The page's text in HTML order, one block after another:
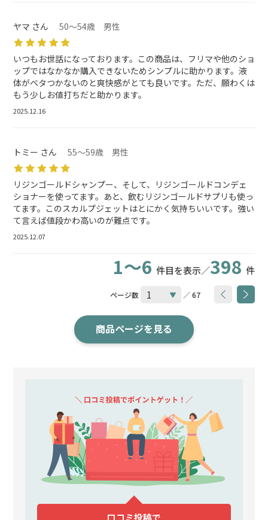
ヤマ さん 50～54歳 男性
いつもお世話になっております。この商品は、フリマや他のショ
ップではなかなか購入できないためシンプルに助かります。液
体がベタつかないのと爽快感がとても良いです。ただ、願わくは
もう少しお値打ちだと助かります。
2025.12.16
トミー さん 55～59歳 男性
リジンゴールドシャンプー、そして、リジンゴールドコンデェ
ショナーを使ってます。あと、飲むリジンゴールドサプリも使っ
てます。このスカルプジェットはとにかく気持ちいいです。強い
て言えば値段かわ高いのが難点です。
2025.12.07
1～6 件目を表示／398 件
ページ数 ／ 67
商品ページを見る
口コミ投稿で